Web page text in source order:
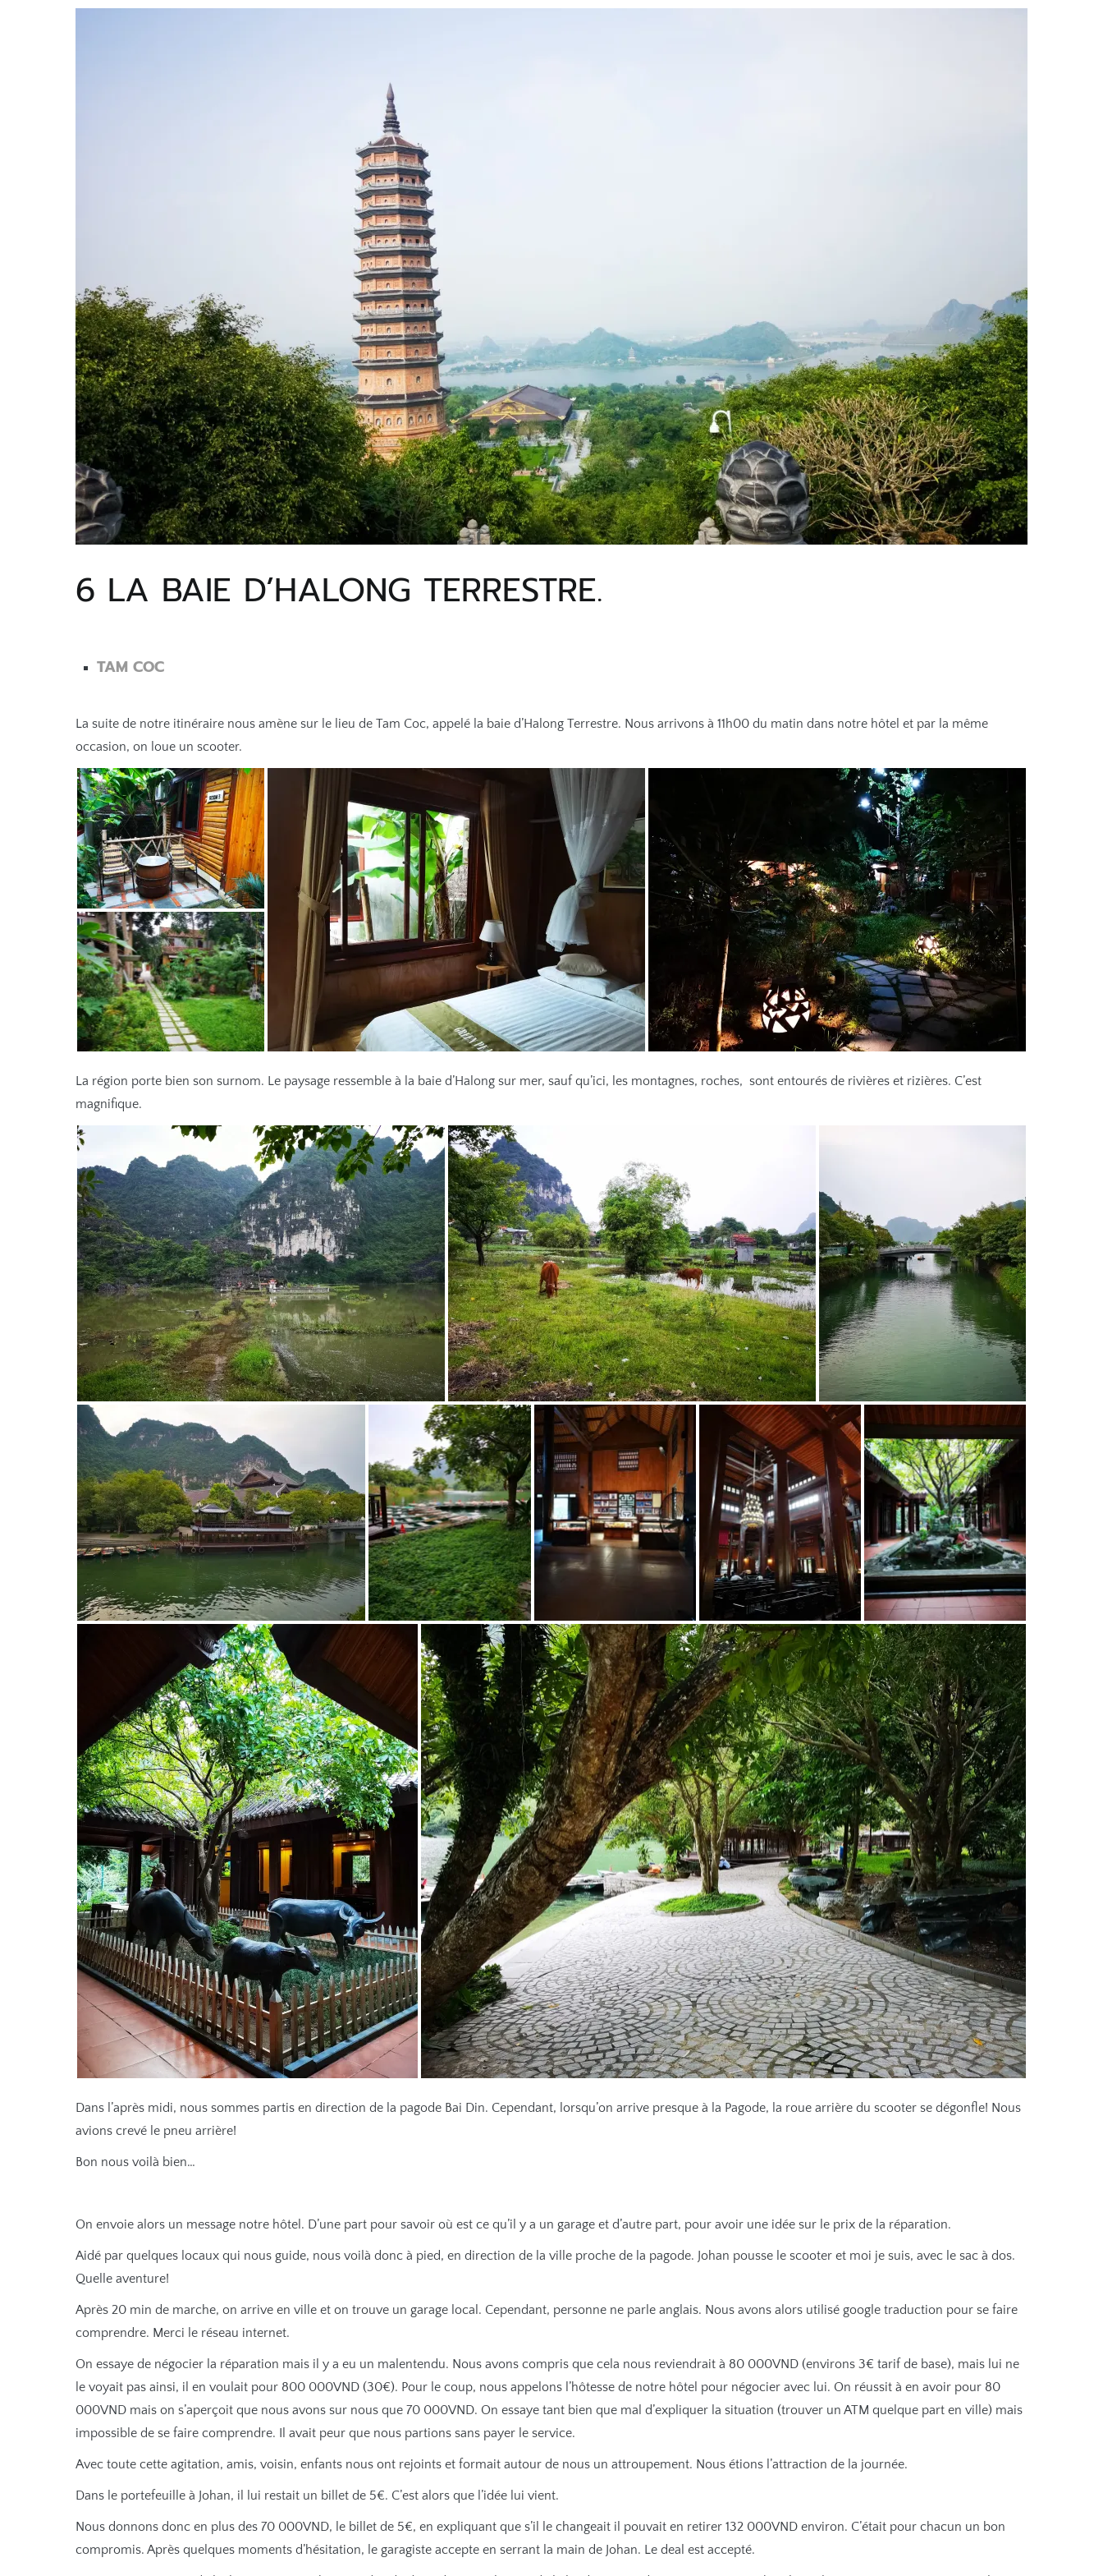
6 LA BAIE D’HALONG TERRESTRE.
TAM COC
La suite de notre itinéraire nous amène sur le lieu de Tam Coc, appelé la baie d’Halong Terrestre. Nous arrivons à 11h00 du matin dans notre hôtel et par la même
occasion, on loue un scooter.
La région porte bien son surnom. Le paysage ressemble à la baie d’Halong sur mer, sauf qu’ici, les montagnes, roches, sont entourés de rivières et rizières. C’est
magnifique.
Dans l’après midi, nous sommes partis en direction de la pagode Bai Din. Cependant, lorsqu’on arrive presque à la Pagode, la roue arrière du scooter se dégonfle! Nous
avions crevé le pneu arrière!
Bon nous voilà bien…
On envoie alors un message notre hôtel. D’une part pour savoir où est ce qu’il y a un garage et d’autre part, pour avoir une idée sur le prix de la réparation.
Aidé par quelques locaux qui nous guide, nous voilà donc à pied, en direction de la ville proche de la pagode. Johan pousse le scooter et moi je suis, avec le sac à dos.
Quelle aventure!
Après 20 min de marche, on arrive en ville et on trouve un garage local. Cependant, personne ne parle anglais. Nous avons alors utilisé google traduction pour se faire
comprendre. Merci le réseau internet.
On essaye de négocier la réparation mais il y a eu un malentendu. Nous avons compris que cela nous reviendrait à 80 000VND (environs 3€ tarif de base), mais lui ne
le voyait pas ainsi, il en voulait pour 800 000VND (30€). Pour le coup, nous appelons l’hôtesse de notre hôtel pour négocier avec lui. On réussit à en avoir pour 80
000VND mais on s’aperçoit que nous avons sur nous que 70 000VND. On essaye tant bien que mal d’expliquer la situation (trouver un ATM quelque part en ville) mais
impossible de se faire comprendre. Il avait peur que nous partions sans payer le service.
Avec toute cette agitation, amis, voisin, enfants nous ont rejoints et formait autour de nous un attroupement. Nous étions l’attraction de la journée.
Dans le portefeuille à Johan, il lui restait un billet de 5€. C’est alors que l’idée lui vient.
Nous donnons donc en plus des 70 000VND, le billet de 5€, en expliquant que s’il le changeait il pouvait en retirer 132 000VND environ. C’était pour chacun un bon
compromis. Après quelques moments d’hésitation, le garagiste accepte en serrant la main de Johan. Le deal est accepté.